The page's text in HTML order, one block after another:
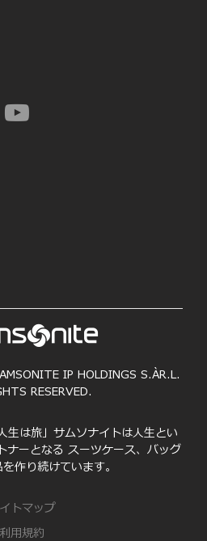
IP HOLDINGS S.ÀR.L.
RESERVED.
生は旅」サムソナイトは人生とい
ナーとなる スーツケース、バッグ
作り続けています。
トマップ
利用規約